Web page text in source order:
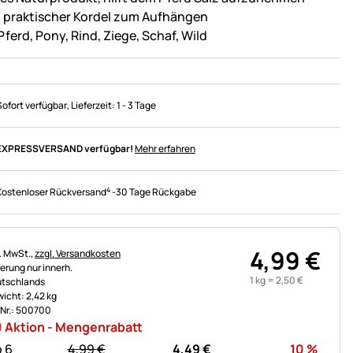
praktischer Kordel zum Aufhängen
Pony, Rind, Ziege, Schaf, Wild
verfügbar, Lieferzeit:1 - 3 Tage
verfügbar!Mehr erfahren
Rückversand4-30 Tage Rückgabe
MwSt.,zzgl. Versandkosten
nur innerh.
2,42 kg
500700
4,99€
1 kg =2,50€
Aktion - Mengenrabatt
6
statt:
4,99€ 4,49€ 10 %